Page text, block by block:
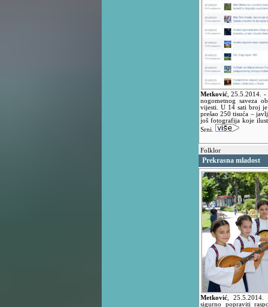
Metković ,25.5.2014. -
nogometnog saveza
vijesti. U 14 sati broj
prešao 250 tisuća –
još fotografija koje
Srni.
Folklor
Prekrasna mladost
Metković ,25.5.2014.
sigurno popraviti